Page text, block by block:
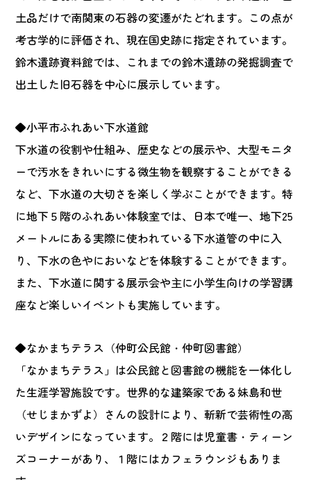
土品だけで南関東の石器の変遷がたどれます。この点が
考古学的に評価され、現在国史跡に指定されています。
鈴木遺跡資料館では、これまでの鈴木遺跡の発掘調査で
出土した旧石器を中心に展示しています。
◆小平市ふれあい下水道館
下水道の役割や仕組み、歴史などの展示や、大型モニタ
ーで汚水をきれいにする微生物を観察することができる
など、下水道の大切さを楽しく学ぶことができます。特
に地下５階のふれあい体験室では、日本で唯一、地下25
メートルにある実際に使われている下水道管の中に入
り、下水の色やにおいなどを体験することができます。
また、下水道に関する展示会や主に小学生向けの学習講
座など楽しいイベントも実施しています。
◆なかまちテラス（仲町公民館・仲町図書館）
「なかまちテラス」は公民館と図書館の機能を一体化し
た生涯学習施設です。世界的な建築家である妹島和世
（せじまかずよ）さんの設計により、斬新で芸術性の高
いデザインになっています。２階には児童書・ティーン
ズコーナーがあり、１階にはカフェラウンジもありま